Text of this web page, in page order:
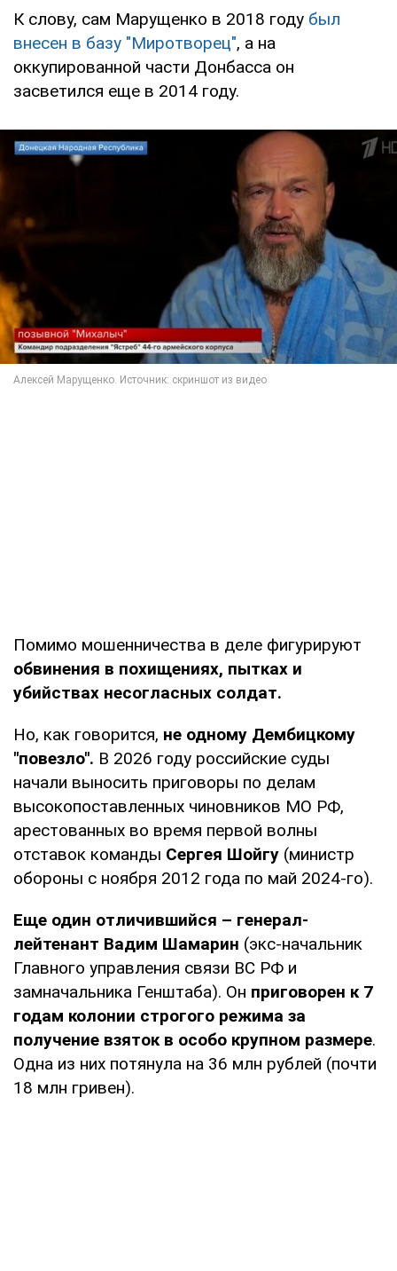
К слову, сам Марущенко в 2018 году был
внесен в базу "Миротворец", а на
оккупированной части Донбасса он
засветился еще в 2014 году.
Помимо мошенничества в деле фигурируют
обвинения в похищениях, пытках и
убийствах несогласных солдат.
Но, как говорится, не одному Дембицкому
"повезло". В 2026 году российские суды
начали выносить приговоры по делам
высокопоставленных чиновников МО РФ,
арестованных во время первой волны
отставок команды Сергея Шойгу (министр
обороны с ноября 2012 года по май 2024-го).
Еще один отличившийся – генерал-
лейтенант Вадим Шамарин (экс-начальник
Главного управления связи ВС РФ и
замначальника Генштаба). Он приговорен к 7
годам колонии строгого режима за
получение взяток в особо крупном размере.
Одна из них потянула на 36 млн рублей (почти
18 млн гривен).